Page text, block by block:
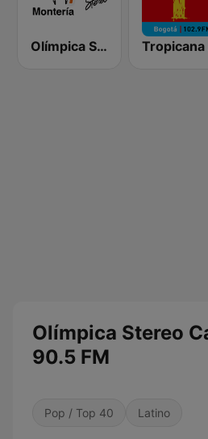
Olímpica Stereo Montería 90.5 FM
Olímpica Stereo
90.5 FM
Pop / Top 40 Latino